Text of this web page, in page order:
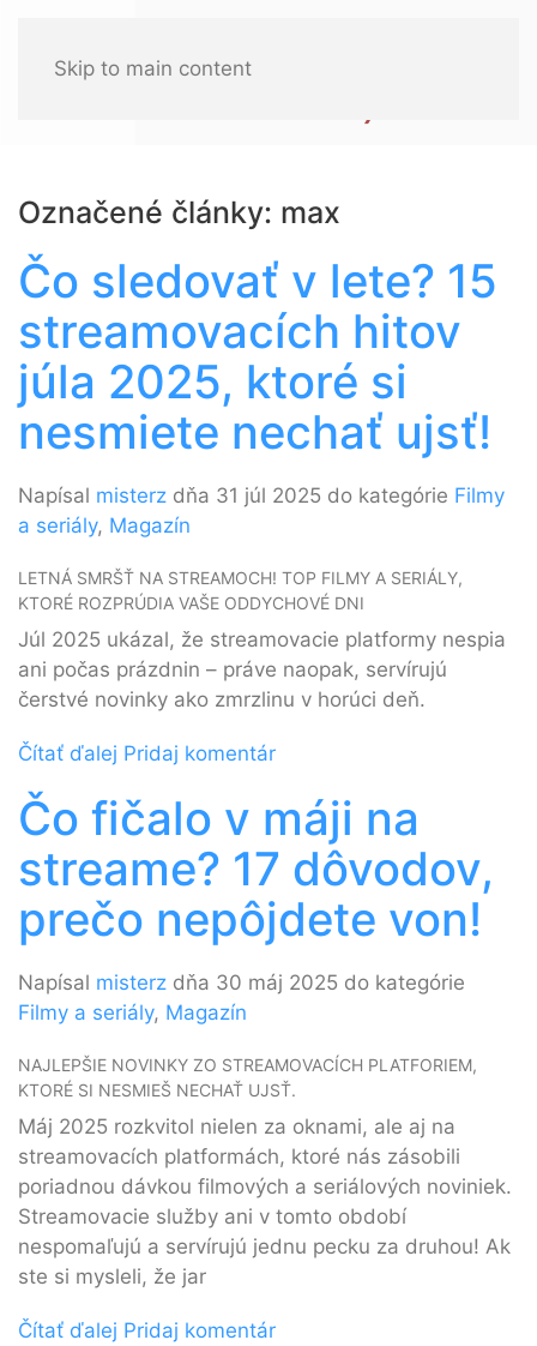
Skip to main content
Označené články: max
Čo sledovať v lete? 15
streamovacích hitov
júla 2025, ktoré si
nesmiete nechať ujsť!
Napísal misterz dňa 31 júl 2025 do kategórie Filmy
a seriály, Magazín
LETNÁ SMRŠŤ NA STREAMOCH! TOP FILMY A SERIÁLY,
KTORÉ ROZPRÚDIA VAŠE ODDYCHOVÉ DNI
Júl 2025 ukázal, že streamovacie platformy nespia
ani počas prázdnin – práve naopak, servírujú
čerstvé novinky ako zmrzlinu v horúci deň.
Čítať ďalej Pridaj komentár
Čo fičalo v máji na
streame? 17 dôvodov,
prečo nepôjdete von!
Napísal misterz dňa 30 máj 2025 do kategórie
Filmy a seriály, Magazín
NAJLEPŠIE NOVINKY ZO STREAMOVACÍCH PLATFORIEM,
KTORÉ SI NESMIEŠ NECHAŤ UJSŤ.
Máj 2025 rozkvitol nielen za oknami, ale aj na
streamovacích platformách, ktoré nás zásobili
poriadnou dávkou filmových a seriálových noviniek.
Streamovacie služby ani v tomto období
nespomaľujú a servírujú jednu pecku za druhou! Ak
ste si mysleli, že jar
Čítať ďalej Pridaj komentár